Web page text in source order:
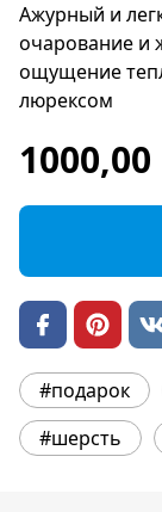
Ажурный и
очарование и
ощущение
люрексом
#подарок
#шерсть